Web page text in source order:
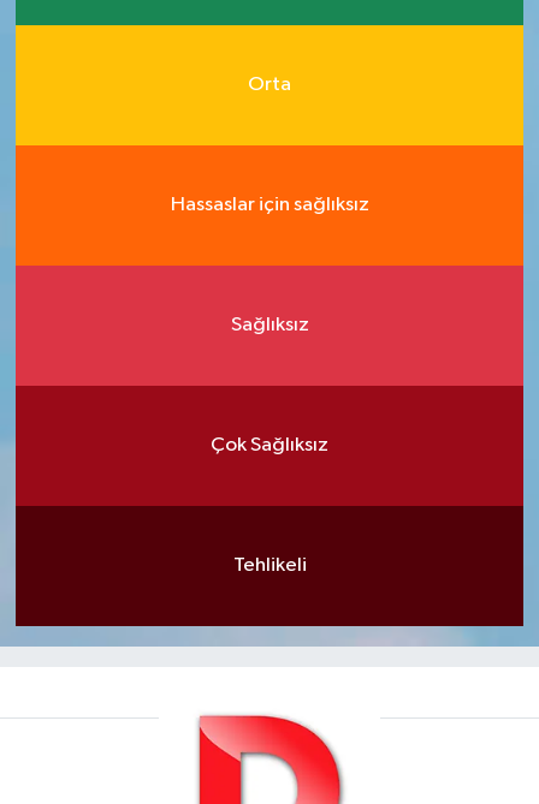
Orta
Hassaslar için sağlıksız
Sağlıksız
Çok Sağlıksız
Tehlikeli